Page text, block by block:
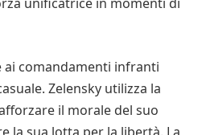
ai comandamenti infranti
Zelensky utilizza la
il morale del suo